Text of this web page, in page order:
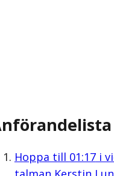
Hoppa till 01:17i